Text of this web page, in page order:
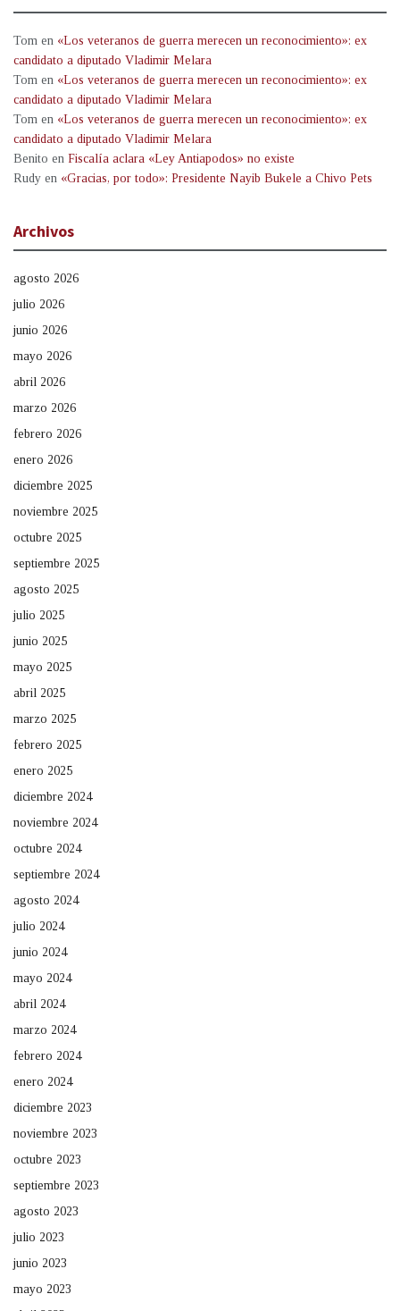
Tom en «Los veteranos de guerra merecen un reconocimiento»: ex
candidato a diputado Vladimir Melara
Tom en «Los veteranos de guerra merecen un reconocimiento»: ex
candidato a diputado Vladimir Melara
Tom en «Los veteranos de guerra merecen un reconocimiento»: ex
candidato a diputado Vladimir Melara
Benito en Fiscalía aclara «Ley Antiapodos» no existe
Rudy en «Gracias, por todo»: Presidente Nayib Bukele a Chivo Pets
Archivos
agosto 2026
julio 2026
junio 2026
mayo 2026
abril 2026
marzo 2026
febrero 2026
enero 2026
diciembre 2025
noviembre 2025
octubre 2025
septiembre 2025
agosto 2025
julio 2025
junio 2025
mayo 2025
abril 2025
marzo 2025
febrero 2025
enero 2025
diciembre 2024
noviembre 2024
octubre 2024
septiembre 2024
agosto 2024
julio 2024
junio 2024
mayo 2024
abril 2024
marzo 2024
febrero 2024
enero 2024
diciembre 2023
noviembre 2023
octubre 2023
septiembre 2023
agosto 2023
julio 2023
junio 2023
mayo 2023